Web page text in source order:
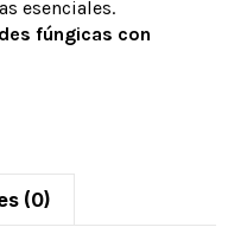
esenciales.
fúngicas con
(0)